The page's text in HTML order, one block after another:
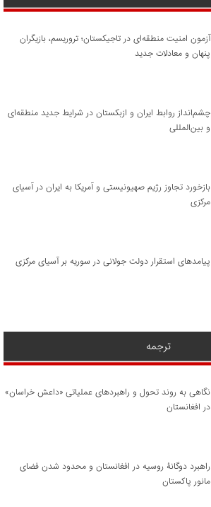
آزمون امنیت منطقه‌ای در تاجیکستان؛ تروریسم، بازیگران
پنهان و معادلات جدید
چشم‌انداز روابط ایران و ازبکستان در شرایط جدید منطقه‌ای
و بین‌المللی
​بازخورد تجاوز رژیم صهیونیستی و آمریکا به ایران در آسیای
مرکزی
پیامدهای استقرار دولت جولانی در سوریه بر آسیای مرکزی
ترجمه
نگاهی به روند تحول و راهبردهای عملیاتی «داعش خراسان»
در افغانستان
راهبرد دوگانۀ روسیه در افغانستان و محدود شدن فضای
مانور پاکستان